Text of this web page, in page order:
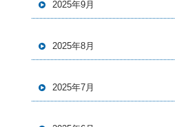
2025年9月
2025年8月
2025年7月